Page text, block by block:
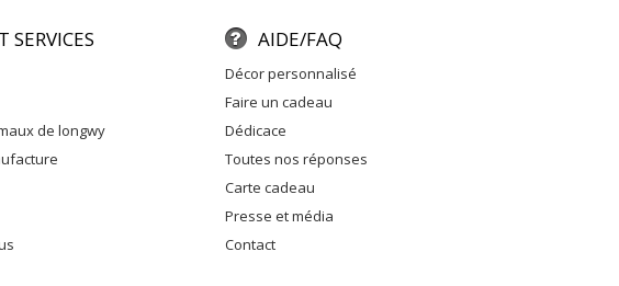
SERVICES
de longwy
AIDE/FAQ
décor personnalisé
faire un cadeau
dédicace
toutes nos réponses
carte cadeau
presse et média
contact